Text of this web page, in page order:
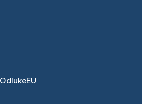
OdlukeEU